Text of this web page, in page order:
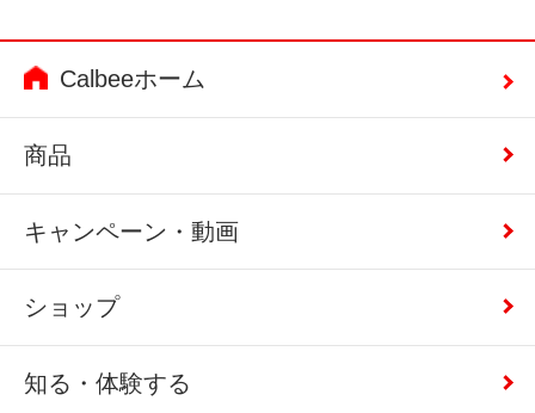
Calbeeホーム
商品
キャンペーン・動画
ショップ
知る・体験する